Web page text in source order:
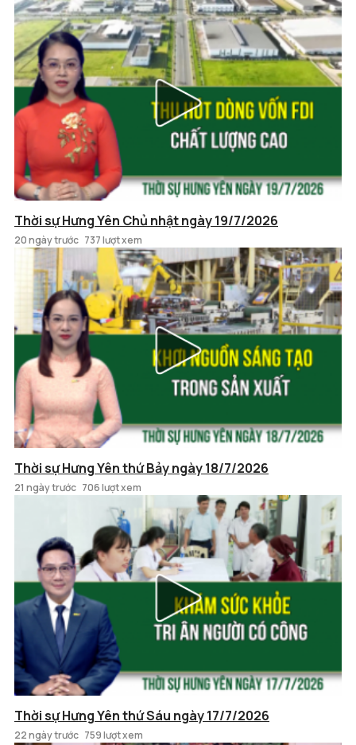
Thời sự Hưng Yên Chủ nhật ngày 19/7/2026
20 ngày trước 737 lượt xem
Thời sự Hưng Yên thứ Bảy ngày 18/7/2026
21 ngày trước 706 lượt xem
Thời sự Hưng Yên thứ Sáu ngày 17/7/2026
22 ngày trước 759 lượt xem